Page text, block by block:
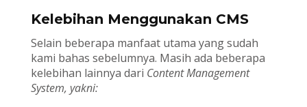
Kelebihan Menggunakan CMS
Selain beberapa manfaat utama yang sudah
kami bahas sebelumnya. Masih ada beberapa
kelebihan lainnya dari Content Management
System, yakni: